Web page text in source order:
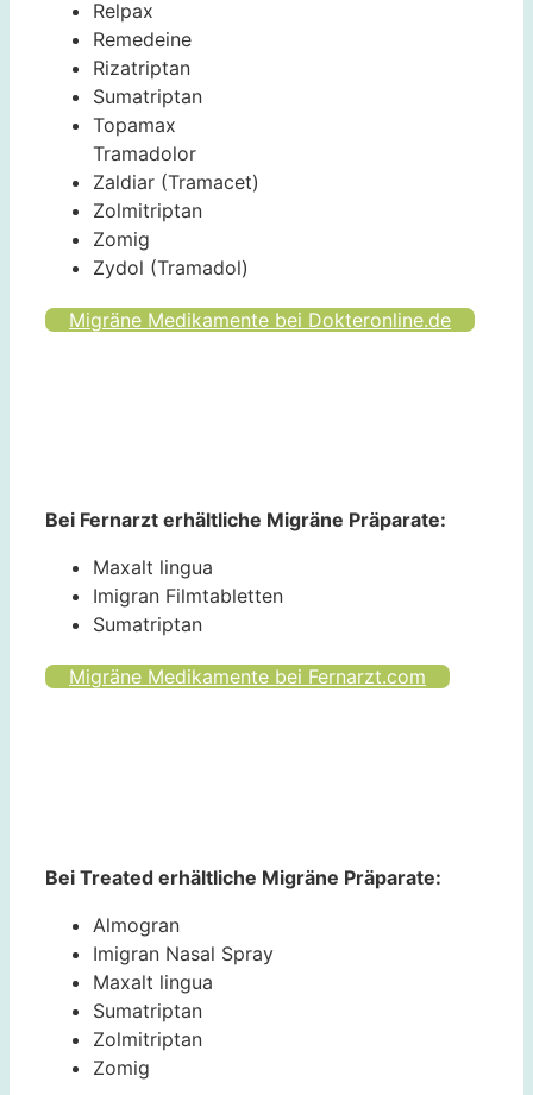
Relpax
Remedeine
Rizatriptan
Sumatriptan
Topamax
Tramadolor
Zaldiar (Tramacet)
Zolmitriptan
Zomig
Zydol (Tramadol)
Migräne Medikamente bei Dokteronline.de
Bei Fernarzt erhältliche Migräne Präparate:
Maxalt lingua
Imigran Filmtabletten
Sumatriptan
Migräne Medikamente bei Fernarzt.com
Bei Treated erhältliche Migräne Präparate:
Almogran
Imigran Nasal Spray
Maxalt lingua
Sumatriptan
Zolmitriptan
Zomig